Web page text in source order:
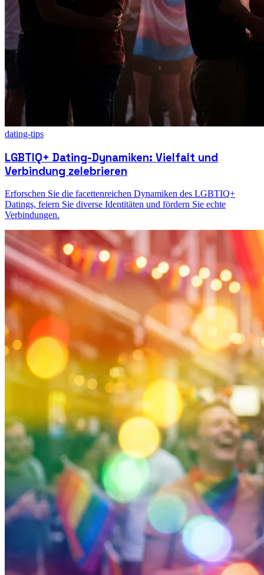
dating-tips
LGBTIQ+ Dating-Dynamiken: Vielfalt und
Verbindung zelebrieren
Erforschen Sie die facettenreichen Dynamiken des LGBTIQ+
Datings, feiern Sie diverse Identitäten und fördern Sie echte
Verbindungen.